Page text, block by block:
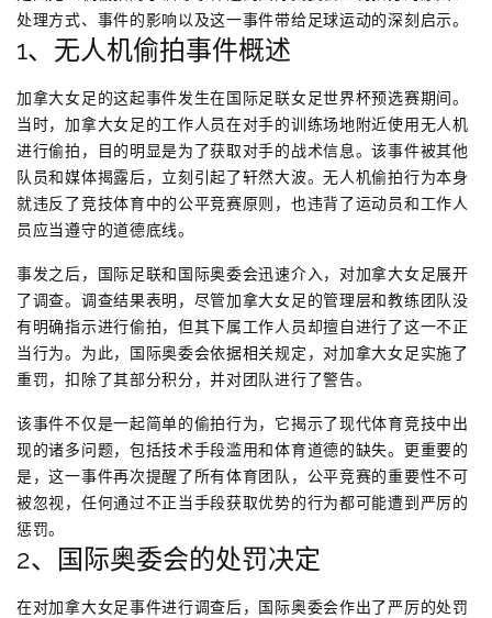
处理方式、事件的影响以及这一事件带给足球运动的深刻启示。
1、无人机偷拍事件概述
加拿大女足的这起事件发生在国际足联女足世界杯预选赛期间。
当时，加拿大女足的工作人员在对手的训练场地附近使用无人机
进行偷拍，目的明显是为了获取对手的战术信息。该事件被其他
队员和媒体揭露后，立刻引起了轩然大波。无人机偷拍行为本身
就违反了竞技体育中的公平竞赛原则，也违背了运动员和工作人
员应当遵守的道德底线。
事发之后，国际足联和国际奥委会迅速介入，对加拿大女足展开
了调查。调查结果表明，尽管加拿大女足的管理层和教练团队没
有明确指示进行偷拍，但其下属工作人员却擅自进行了这一不正
当行为。为此，国际奥委会依据相关规定，对加拿大女足实施了
重罚，扣除了其部分积分，并对团队进行了警告。
该事件不仅是一起简单的偷拍行为，它揭示了现代体育竞技中出
现的诸多问题，包括技术手段滥用和体育道德的缺失。更重要的
是，这一事件再次提醒了所有体育团队，公平竞赛的重要性不可
被忽视，任何通过不正当手段获取优势的行为都可能遭到严厉的
惩罚。
2、国际奥委会的处罚决定
在对加拿大女足事件进行调查后，国际奥委会作出了严厉的处罚